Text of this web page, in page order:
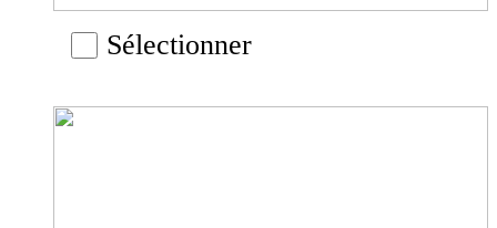
Sélectionner